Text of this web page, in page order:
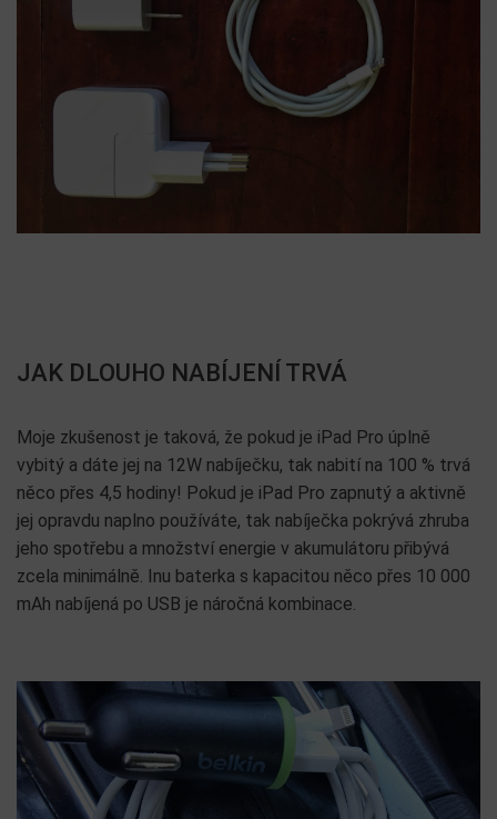
JAK DLOUHO NABÍJENÍ TRVÁ
Moje zkušenost je taková, že pokud je iPad Pro úplně
vybitý a dáte jej na 12W nabíječku, tak nabití na 100 % trvá
něco přes 4,5 hodiny! Pokud je iPad Pro zapnutý a aktivně
jej opravdu naplno používáte, tak nabíječka pokrývá zhruba
jeho spotřebu a množství energie v akumulátoru přibývá
zcela minimálně. Inu baterka s kapacitou něco přes 10 000
mAh nabíjená po USB je náročná kombinace.